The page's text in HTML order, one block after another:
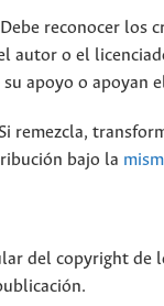
reconocer los
autor o el
apoyo o apoyan
remezcla,
bajo la
del copyright de